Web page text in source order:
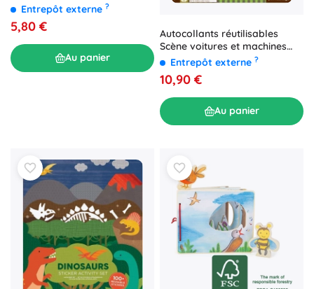
Entrepôt externe ?
5,80 €
Au panier
Autocollants réutilisables
Scène voitures et machines
PETIT COLLAGE
Entrepôt externe ?
10,90 €
Au panier